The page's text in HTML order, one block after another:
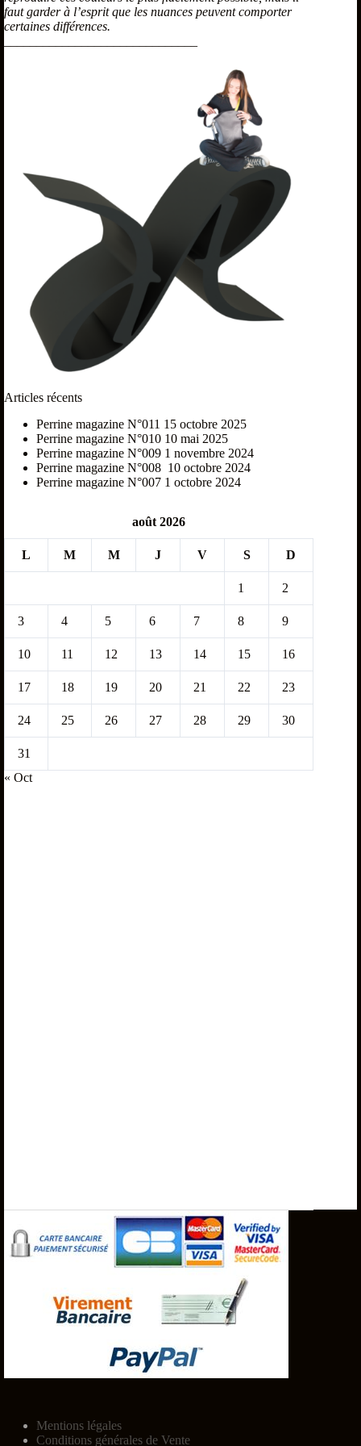
faut garder à l’esprit que les nuances peuvent comporter
certaines différences.
Articles récents
Perrine magazine N°011 15 octobre 2025
Perrine magazine N°010 10 mai 2025
Perrine magazine N°009 1 novembre 2024
Perrine magazine N°008 10 octobre 2024
Perrine magazine N°007 1 octobre 2024
août 2026
L M M J V S D
1 2
3 4 5 6 7 8 9
10 11 12 13 14 15 16
17 18 19 20 21 22 23
24 25 26 27 28 29 30
31
« Oct
Mentions légales
Conditions générales de Vente